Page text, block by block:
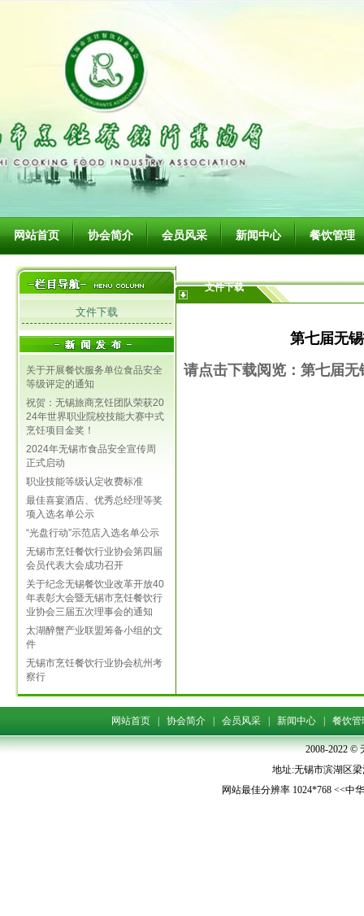
网站首页 协会简介 会员风采 新闻中心 餐饮管理
文件下载
关于开展餐饮服务单位食品安全
等级评定的通知
祝贺：无锡旅商烹饪团队荣获20
24年世界职业院校技能大赛中式
烹饪项目金奖！
2024年无锡市食品安全宣传周
正式启动
职业技能等级认定收费标准
最佳喜宴酒店、优秀总经理等奖
项入选名单公示
“光盘行动”示范店入选名单公示
无锡市烹饪餐饮行业协会第四届
会员代表大会成功召开
关于纪念无锡餐饮业改革开放40
年表彰大会暨无锡市烹饪餐饮行
业协会三届五次理事会的通知
太湖醉蟹产业联盟筹备小组的文
件
无锡市烹饪餐饮行业协会杭州考
察行
文件下载
第七届无
请点击下载阅览：第七届
网站首页 协会简介 会员风采 新闻中心 餐饮管
2008-2022 ©
地址:无锡市滨湖区梁
网站最佳分辨率 1024*768 <<中